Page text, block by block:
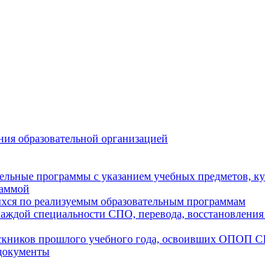
образовательной организацией
программы с указанием учебных предметов,
по реализуемым образовательным программам
специальности СПО, перевода,
прошлого учебного года, освоивших ОПОП